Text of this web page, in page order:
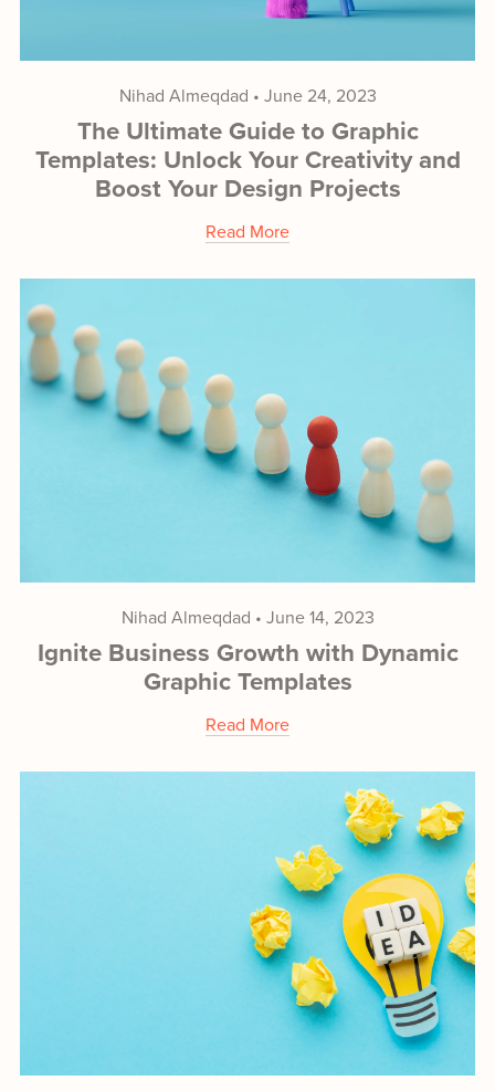
Nihad Almeqdad June 24, 2023
The Ultimate Guide to Graphic
Templates: Unlock Your Creativity and
Boost Your Design Projects
Read More
Nihad Almeqdad June 14, 2023
Ignite Business Growth with Dynamic
Graphic Templates
Read More